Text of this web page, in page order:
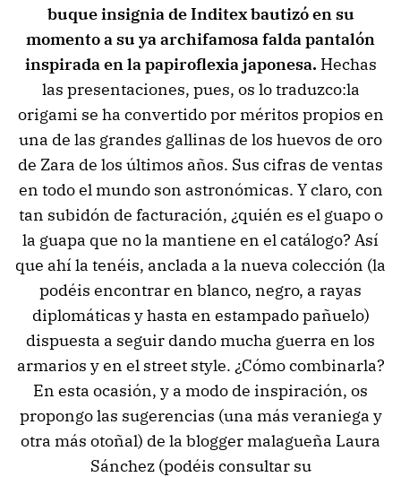
buque insignia de Inditex bautizó en su
momento a su ya archifamosa falda pantalón
inspirada en la papiroflexia japonesa. Hechas
las presentaciones, pues, os lo traduzco:la
origami se ha convertido por méritos propios en
una de las grandes gallinas de los huevos de oro
de Zara de los últimos años. Sus cifras de ventas
en todo el mundo son astronómicas. Y claro, con
tan subidón de facturación, ¿quién es el guapo o
la guapa que no la mantiene en el catálogo? Así
que ahí la tenéis, anclada a la nueva colección (la
podéis encontrar en blanco, negro, a rayas
diplomáticas y hasta en estampado pañuelo)
dispuesta a seguir dando mucha guerra en los
armarios y en el street style. ¿Cómo combinarla?
En esta ocasión, y a modo de inspiración, os
propongo las sugerencias (una más veraniega y
otra más otoñal) de la blogger malagueña Laura
Sánchez (podéis consultar su